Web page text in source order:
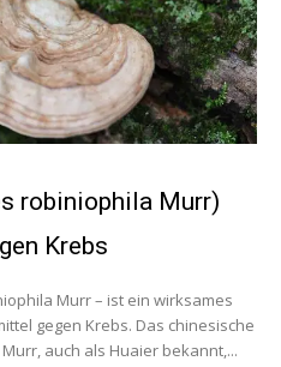
robiniophila Murr)
Krebs
Murr – ist ein wirksames
gegen Krebs. Das chinesische
auch als Huaier bekannt,...